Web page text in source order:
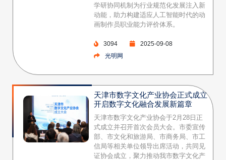
学研协同机制为行业规范化发展注入新
动能，助力构建适应人工智能时代的动
画制作员职业能力评价体系。
3094
2025-09-08
光明网
天津市数字文化产业协会正式成立
开启数字文化融合发展新篇章
天津市数字文化产业协会于2月28日正
式成立并召开首次会员大会。市委宣传
部、市文化和旅游局、市商务局、市工
信局等相关单位领导出席活动，共同见
证协会成立，聚力推动我市数字文化产